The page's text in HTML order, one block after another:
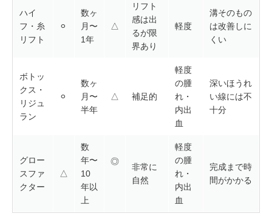
ハイ
フ・糸
リフト
⚪︎
数ヶ
月〜
1年
△
リフト
感は出
るが限
界あり
軽度
溝そのもの
は改善しに
くい
ボトッ
クス・
リジュ
ラン
⚪︎
数ヶ
月〜
半年
△ 補足的
軽度
の腫
れ・
内出
血
深いほうれ
い線には不
十分
グロー
スファ
クター
△
数
年〜
10
年以
上
◎
非常に
自然
軽度
の腫
れ・
内出
血
完成まで時
間がかかる